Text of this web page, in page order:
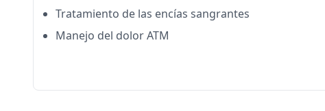
Tratamiento de las encías sangrantes
Manejo del dolor ATM